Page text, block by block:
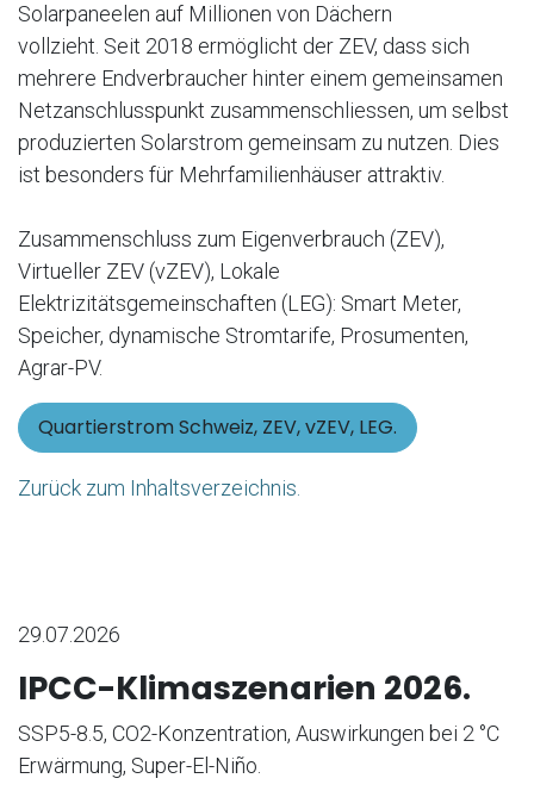
Solarpaneelen auf Millionen von Dächern
vollzieht. Seit 2018 ermöglicht der ZEV, dass sich
mehrere Endverbraucher hinter einem gemeinsamen
Netzanschlusspunkt zusammenschliessen, um selbst
produzierten Solarstrom gemeinsam zu nutzen. Dies
ist besonders für Mehrfamilienhäuser attraktiv.
Zusammenschluss zum Eigenverbrauch (ZEV),
Virtueller ZEV (vZEV), Lokale
Elektrizitätsgemeinschaften (LEG): Smart Meter,
Speicher, dynamische Stromtarife, Prosumenten,
Agrar-PV.
Quartierstrom Schweiz, ZEV, vZEV, LEG.
Zurück zum Inhaltsverzeichnis.
29.07.2026
IPCC-Klimaszenarien 2026.
SSP5-8.5, CO2-Konzentration, Auswirkungen bei 2 °C
Erwärmung, Super-El-Niño.